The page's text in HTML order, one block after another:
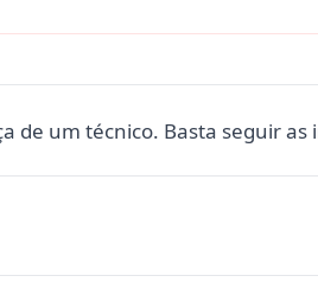
de um técnico. Basta seguir